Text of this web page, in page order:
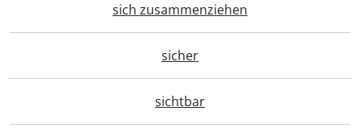
sich zusammenziehen
sicher
sichtbar